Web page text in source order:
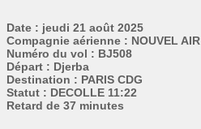
Date : jeudi 21 août 2025
Compagnie aérienne : NOUVEL AIR
Numéro du vol : BJ508
Départ : Djerba
Destination : PARIS CDG
Statut : DECOLLE 11:22
Retard de 37 minutes